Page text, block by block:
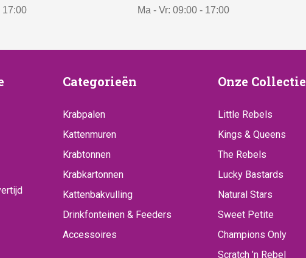
17:00
Ma - Vr: 09:00 - 17:00
Categorieën
Categorieën
Krabpalen
Kattenmuren
Krabtonnen
Krabkartonnen
Kattenbakvulling
Drinkfonteinen & Feeders
Accessoires
Onze
Collectie
Onze Collectie
Little Rebels
Kings & Queens
The Rebels
Lucky Bastards
Natural Stars
Sweet Petite
Champions Only
Scratch ’n Rebel